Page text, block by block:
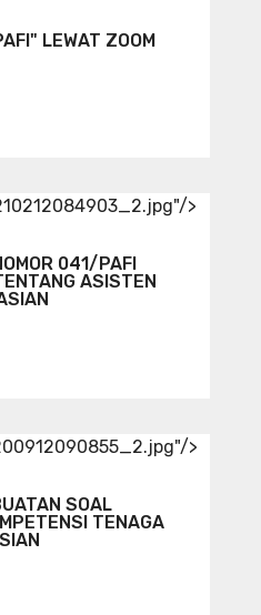
LEWAT ZOOM
>
041/PAFI
ASISTEN
>
SOAL
TENAGA